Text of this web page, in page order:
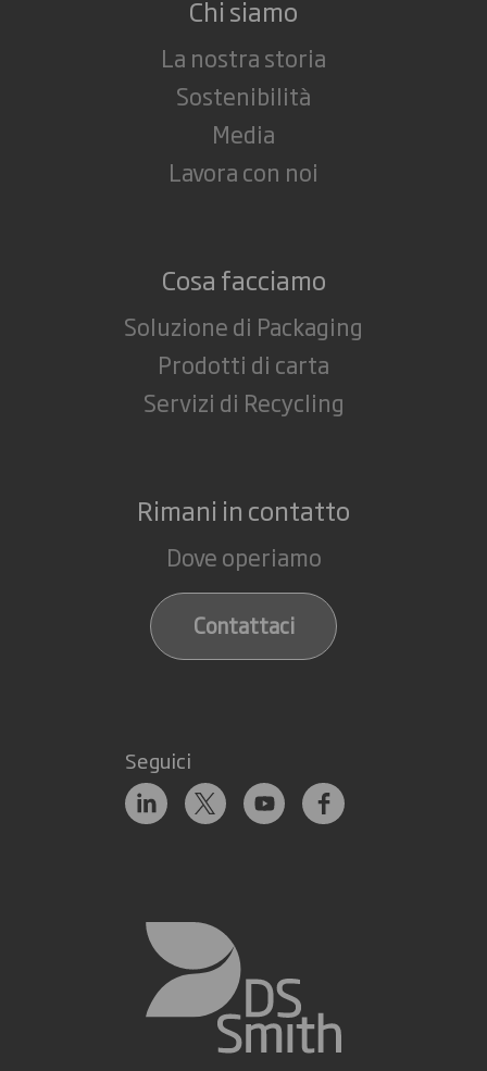
Chi siamo
La nostra storia
Sostenibilità
Media
Lavora con noi
Cosa facciamo
Soluzione di Packaging
Prodotti di carta
Servizi di Recycling
Rimani in contatto
Dove operiamo
Contattaci
Seguici